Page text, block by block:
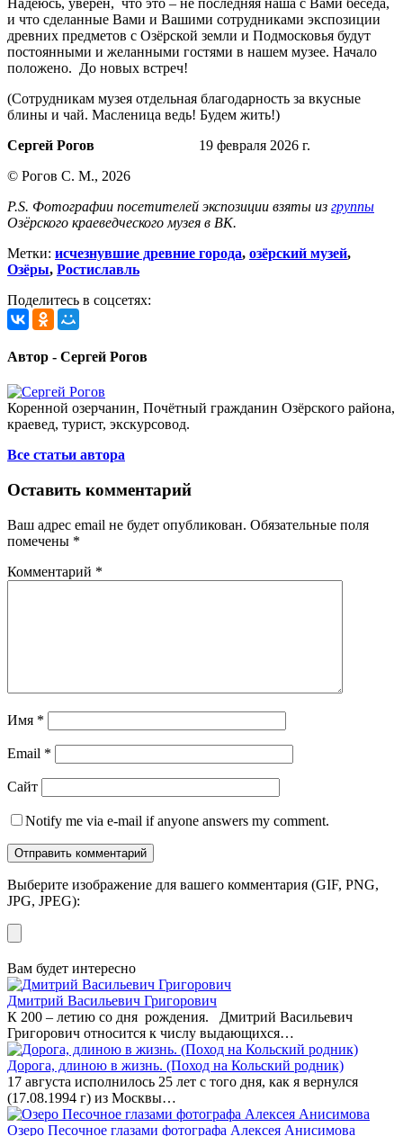
и что сделанные Вами и Вашими сотрудниками экспозиции
древних предметов с Озёрской земли и Подмосковья будут
постоянными и желанными гостями в нашем музее. Начало
положено. До новых встреч!
(Сотрудникам музея отдельная благодарность за вкусные
блины и чай. Масленица ведь! Будем жить!)
Сергей Рогов 19 февраля 2026 г.
© Рогов С. М., 2026
P.S. Фотографии посетителей экспозиции взяты из группы
Озёрского краеведческого музея в ВК.
Метки: исчезнувшие древние города, озёрский музей,
Озёры, Ростиславль
Поделитесь в соцсетях:
Автор - Сергей Рогов
Коренной озерчанин, Почётный гражданин Озёрского района,
краевед, турист, экскурсовод.
Все статьи автора
Оставить комментарий
Ваш адрес email не будет опубликован. Обязательные поля
помечены *
Комментарий *
Имя *
Email *
Сайт
Notify me via e-mail if anyone answers my comment.
Выберите изображение для вашего комментария (GIF, PNG,
JPG, JPEG):
Вам будет интересно
Дмитрий Васильевич Григорович
К 200 – летию со дня рождения. Дмитрий Васильевич
Григорович относится к числу выдающихся…
Дорога, длиною в жизнь. (Поход на Кольский родник)
17 августа исполнилось 25 лет с того дня, как я вернулся
(17.08.1994 г) из Москвы…
Озеро Песочное глазами фотографа Алексея Анисимова